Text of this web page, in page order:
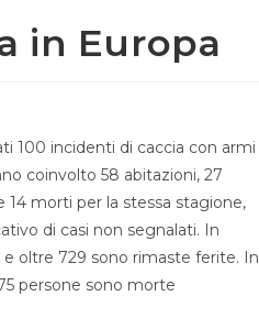
in Europa
100 incidenti di caccia con armi
coinvolto 58 abitazioni, 27
14 morti per la stessa stagione,
di casi non segnalati. In
e oltre 729 sono rimaste ferite. In
persone sono morte